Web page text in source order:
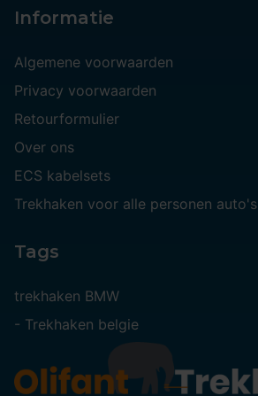
Informatie
Algemene voorwaarden
Privacy voorwaarden
Retourformulier
Over ons
ECS kabelsets
Trekhaken voor alle personen auto's
Tags
trekhaken BMW
- Trekhaken belgie